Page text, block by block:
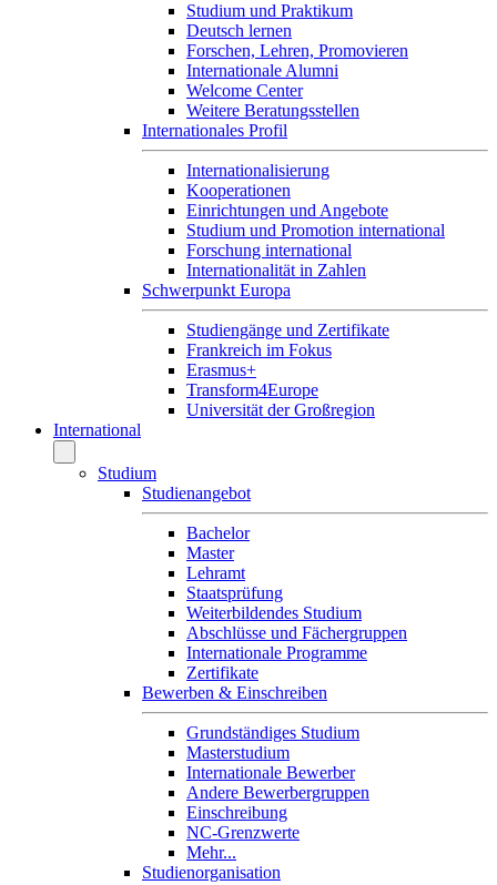
Studium und Praktikum
Deutsch lernen
Forschen, Lehren, Promovieren
Internationale Alumni
Welcome Center
Weitere Beratungsstellen
Internationales Profil
Internationalisierung
Kooperationen
Einrichtungen und Angebote
Studium und Promotion international
Forschung international
Internationalität in Zahlen
Schwerpunkt Europa
Studiengänge und Zertifikate
Frankreich im Fokus
Erasmus+
Transform4Europe
Universität der Großregion
International
Studium
Studienangebot
Bachelor
Master
Lehramt
Staatsprüfung
Weiterbildendes Studium
Abschlüsse und Fächergruppen
Internationale Programme
Zertifikate
Bewerben & Einschreiben
Grundständiges Studium
Masterstudium
Internationale Bewerber
Andere Bewerbergruppen
Einschreibung
NC-Grenzwerte
Mehr...
Studienorganisation